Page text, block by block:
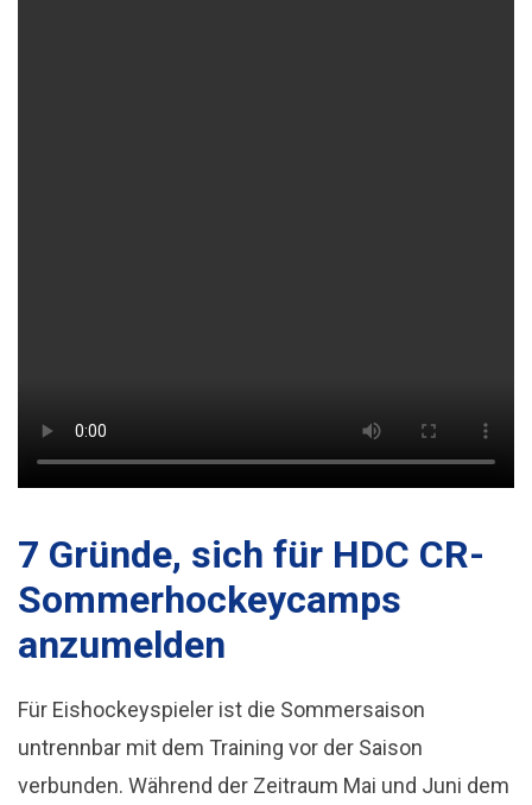
7 Gründe, sich für HDC CR-
Sommerhockeycamps
anzumelden
Für Eishockeyspieler ist die Sommersaison
untrennbar mit dem Training vor der Saison
verbunden. Während der Zeitraum Mai und Juni dem